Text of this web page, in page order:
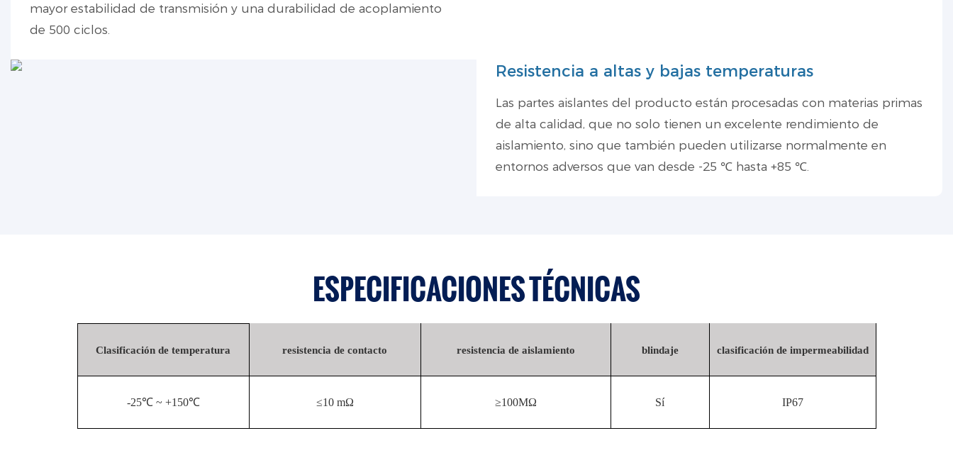
mayor estabilidad de transmisión y una durabilidad de acoplamiento
de 500 ciclos.
Resistencia a altas y bajas temperaturas
Las partes aislantes del producto están procesadas con materias primas
de alta calidad, que no solo tienen un excelente rendimiento de
aislamiento, sino que también pueden utilizarse normalmente en
entornos adversos que van desde -25 ℃ hasta +85 ℃.
ESPECIFICACIONES TÉCNICAS
Clasificación de temperatura resistencia de contacto resistencia de aislamiento blindaje clasificación de impermeabilidad
-25℃ ~ +150℃ ≤10 mΩ ≥100MΩ Sí IP67